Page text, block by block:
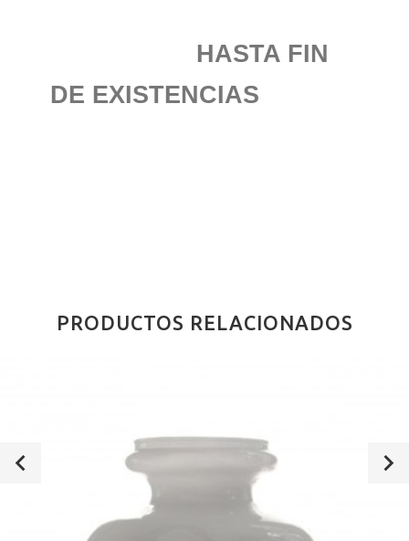
HASTA FIN
DE EXISTENCIAS
PRODUCTOS RELACIONADOS